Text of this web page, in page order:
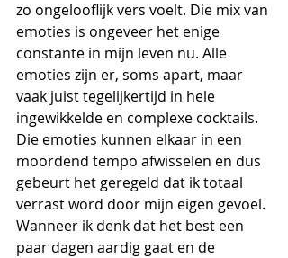
zo ongelooflijk vers voelt. Die mix van
emoties is ongeveer het enige
constante in mijn leven nu. Alle
emoties zijn er, soms apart, maar
vaak juist tegelijkertijd in hele
ingewikkelde en complexe cocktails.
Die emoties kunnen elkaar in een
moordend tempo afwisselen en dus
gebeurt het geregeld dat ik totaal
verrast word door mijn eigen gevoel.
Wanneer ik denk dat het best een
paar dagen aardig gaat en de